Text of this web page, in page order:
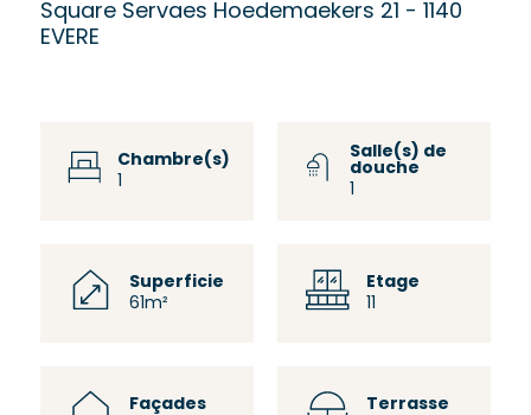
Square Servaes Hoedemaekers 21 - 1140
EVERE
Chambre(s)
Salle(s) de
douche
Superficie
61m²
Etage
Façades
Terrasse